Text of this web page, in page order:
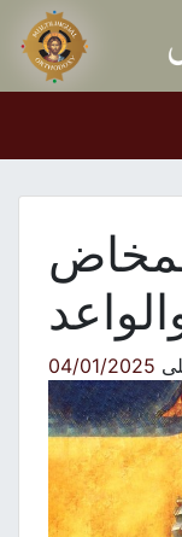
04/01/2025